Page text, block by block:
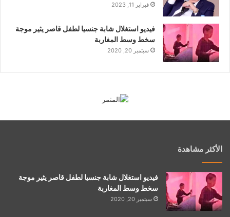
فبراير 11, 2023
فيديو استغلال شابة جنسيا لطفل قاصر يثير موجة
سخط وسط المغاربة
سبتمبر 20, 2020
الأكثر مشاهدة
فيديو استغلال شابة جنسيا لطفل قاصر يثير موجة
سخط وسط المغاربة
سبتمبر 20, 2020